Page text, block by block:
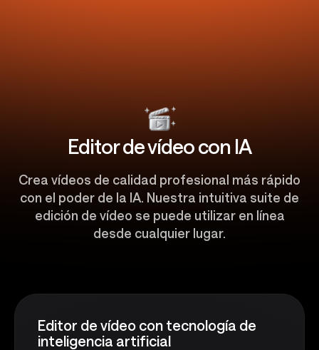
Editor de vídeo con IA
Crea vídeos de calidad profesional más rápido
con el poder de la IA. Nuestra intuitiva suite de
edición de vídeo se puede utilizar en línea
desde cualquier lugar.
Editor de vídeo con tecnología de
inteligencia artificial